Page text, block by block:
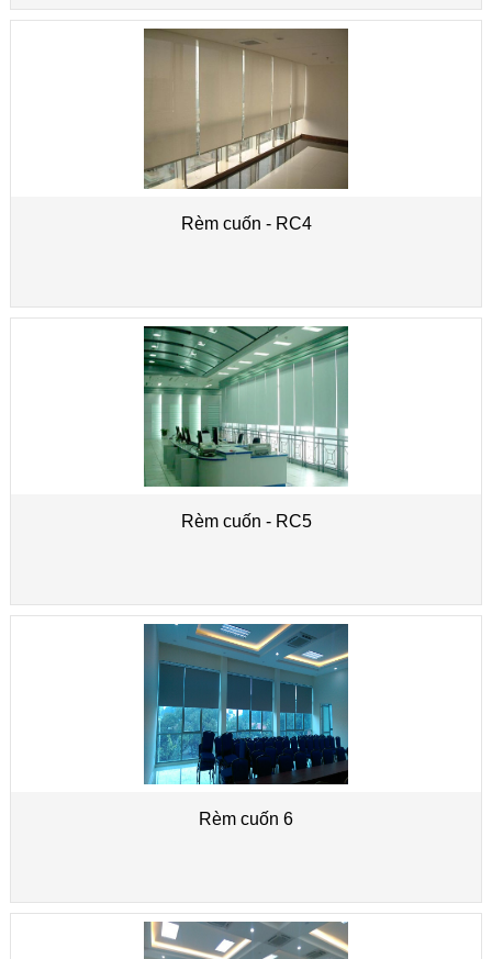
Rèm cuốn - RC4
Rèm cuốn - RC5
Rèm cuốn 6